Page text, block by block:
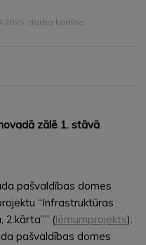
darba kārtība
zālē 1. stāvā
pašvaldības domes
“Infrastruktūras
2.kārta”” (lēmumprojekts).
pašvaldības domes